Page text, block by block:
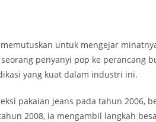
untuk mengejar
penyanyi pop ke perancang
yang kuat dalam industri ini.
pakaian jeans pada tahun 2006,
2008, ia mengambil langkah